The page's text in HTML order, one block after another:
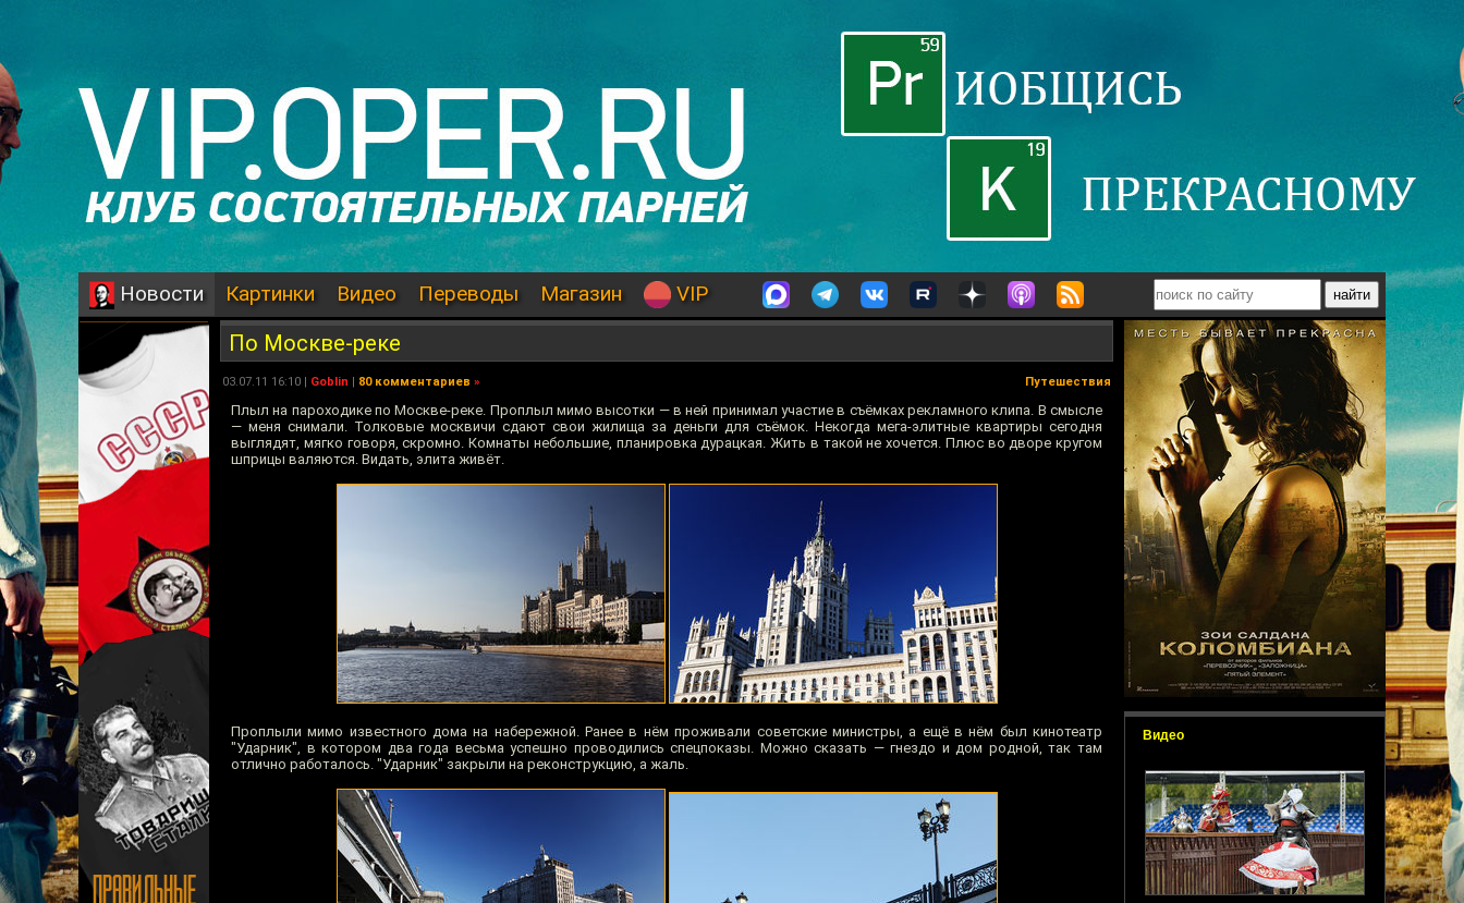
Новости Картинки Видео Переводы Магазин VIP
Видео
По Москве-реке
03.07.11 16:10 | Goblin | 80 комментариев » Путешествия
Плыл на пароходике по Москве-реке. Проплыл мимо высотки — в ней принимал участие в съёмках рекламного клипа. В смысле
— меня снимали. Толковые москвичи сдают свои жилища за деньги для съёмок. Некогда мега-элитные квартиры сегодня
выглядят, мягко говоря, скромно. Комнаты небольшие, планировка дурацкая. Жить в такой не хочется. Плюс во дворе кругом
шприцы валяются. Видать, элита живёт.
Проплыли мимо известного дома на набережной. Ранее в нём проживали советские министры, а ещё в нём был кинотеатр
"Ударник", в котором два года весьма успешно проводились спецпоказы. Можно сказать — гнездо и дом родной, так там
отлично работалось. "Ударник" закрыли на реконструкцию, а жаль.